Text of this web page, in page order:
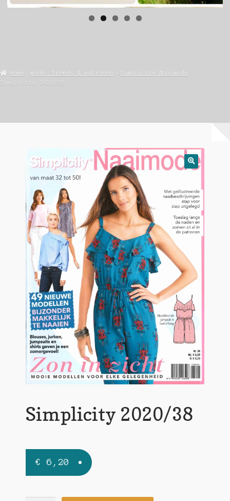
Home mode, trends & patronen
Simplicity Naaimode
Simplicity 2020/38
Simplicity 2020/38
€ 6,20